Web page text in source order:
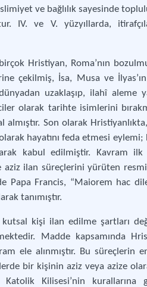
ve bağlılık sayesinde
IV. ve V. yüzyıllarda,
Hristiyan, Roma’nın
çekilmiş, İsa, Musa ve
uzaklaşıp, ilahî aleme
olarak tarihte isimlerini
Son olarak
hayatını feda etmesi
kabul edilmiştir. Kavram ilk
aziz ilan süreçlerini yürüten
Papa Francis, “Maiorem hac
tanımıştır.
kutsal kişi ilan edilme şartları
Madde kapsamında
ele alınmıştır. Bu süreçlerin
bir kişinin aziz veya azize
Kilisesi’nin